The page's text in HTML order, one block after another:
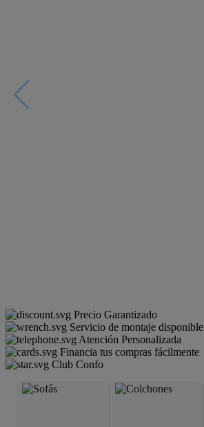
Precio Garantizado
Servicio de montaje disponible
Atención Personalizada
Financia tus compras fácilmente
Club Confo